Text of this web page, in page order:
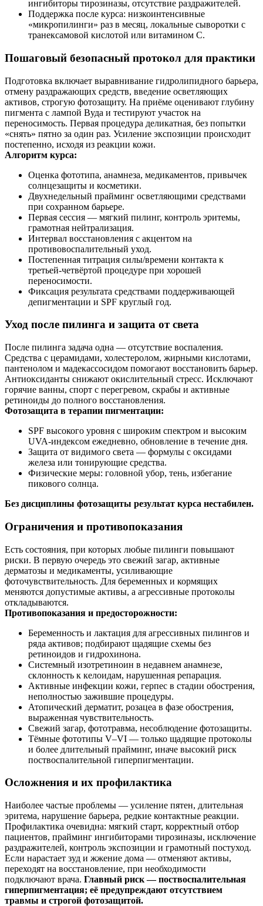
ингибиторы тирозиназы, отсутствие раздражителей.
Поддержка после курса: низкоинтенсивные
«микропилинги» раз в месяц, локальные сыворотки с
транексамовой кислотой или витамином C.
Пошаговый безопасный протокол для практики
Подготовка включает выравнивание гидролипидного барьера,
отмену раздражающих средств, введение осветляющих
активов, строгую фотозащиту. На приёме оценивают глубину
пигмента с лампой Вуда и тестируют участок на
переносимость. Первая процедура деликатная, без попытки
«снять» пятно за один раз. Усиление экспозиции происходит
постепенно, исходя из реакции кожи.
Алгоритм курса:
Оценка фототипа, анамнеза, медикаментов, привычек
солнцезащиты и косметики.
Двухнедельный прайминг осветляющими средствами
при сохранном барьере.
Первая сессия — мягкий пилинг, контроль эритемы,
грамотная нейтрализация.
Интервал восстановления с акцентом на
противовоспалительный уход.
Постепенная титрация силы/времени контакта к
третьей-четвёртой процедуре при хорошей
переносимости.
Фиксация результата средствами поддерживающей
депигментации и SPF круглый год.
Уход после пилинга и защита от света
После пилинга задача одна — отсутствие воспаления.
Средства с церамидами, холестеролом, жирными кислотами,
пантенолом и мадекассосидом помогают восстановить барьер.
Антиоксиданты снижают окислительный стресс. Исключают
горячие ванны, спорт с перегревом, скрабы и активные
ретиноиды до полного восстановления.
Фотозащита в терапии пигментации:
SPF высокого уровня с широким спектром и высоким
UVA-индексом ежедневно, обновление в течение дня.
Защита от видимого света — формулы с оксидами
железа или тонирующие средства.
Физические меры: головной убор, тень, избегание
пикового солнца.
Без дисциплины фотозащиты результат курса нестабилен.
Ограничения и противопоказания
Есть состояния, при которых любые пилинги повышают
риски. В первую очередь это свежий загар, активные
дерматозы и медикаменты, усиливающие
фоточувствительность. Для беременных и кормящих
меняются допустимые активы, а агрессивные протоколы
откладываются.
Противопоказания и предосторожности:
Беременность и лактация для агрессивных пилингов и
ряда активов; подбирают щадящие схемы без
ретиноидов и гидрохинона.
Системный изотретиноин в недавнем анамнезе,
склонность к келоидам, нарушенная репарация.
Активные инфекции кожи, герпес в стадии обострения,
неполностью зажившие процедуры.
Атопический дерматит, розацеа в фазе обострения,
выраженная чувствительность.
Свежий загар, фототравма, несоблюдение фотозащиты.
Тёмные фототипы V–VI — только щадящие протоколы
и более длительный прайминг, иначе высокий риск
поствоспалительной гиперпигментации.
Осложнения и их профилактика
Наиболее частые проблемы — усиление пятен, длительная
эритема, нарушение барьера, редкие контактные реакции.
Профилактика очевидна: мягкий старт, корректный отбор
пациентов, прайминг ингибиторами тирозиназы, исключение
раздражителей, контроль экспозиции и грамотный постуход.
Если нарастает зуд и жжение дома — отменяют активы,
переходят на восстановление, при необходимости
подключают врача. Главный риск — поствоспалительная
гиперпигментация; её предупреждают отсутствием
травмы и строгой фотозащитой.